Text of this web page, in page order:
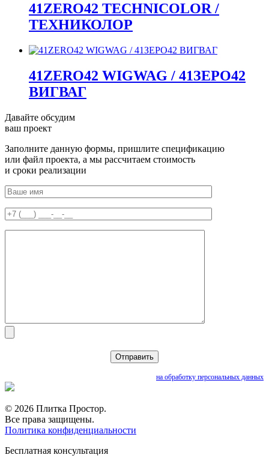
41ZERO42 TECHNICOLOR /
ТЕХНИКОЛОР
41ZERO42 WIGWAG / 41ЗЕРО42
ВИГВАГ
Давайте обсудим
ваш проект
Заполните данную формы, пришлите спецификацию
или файл проекта, а мы рассчитаем стоимость
и сроки реализации
на обработку персональных данных
© 2026 Плитка Простор.
Все права защищены.
Политика конфиденциальности
Бесплатная консультация